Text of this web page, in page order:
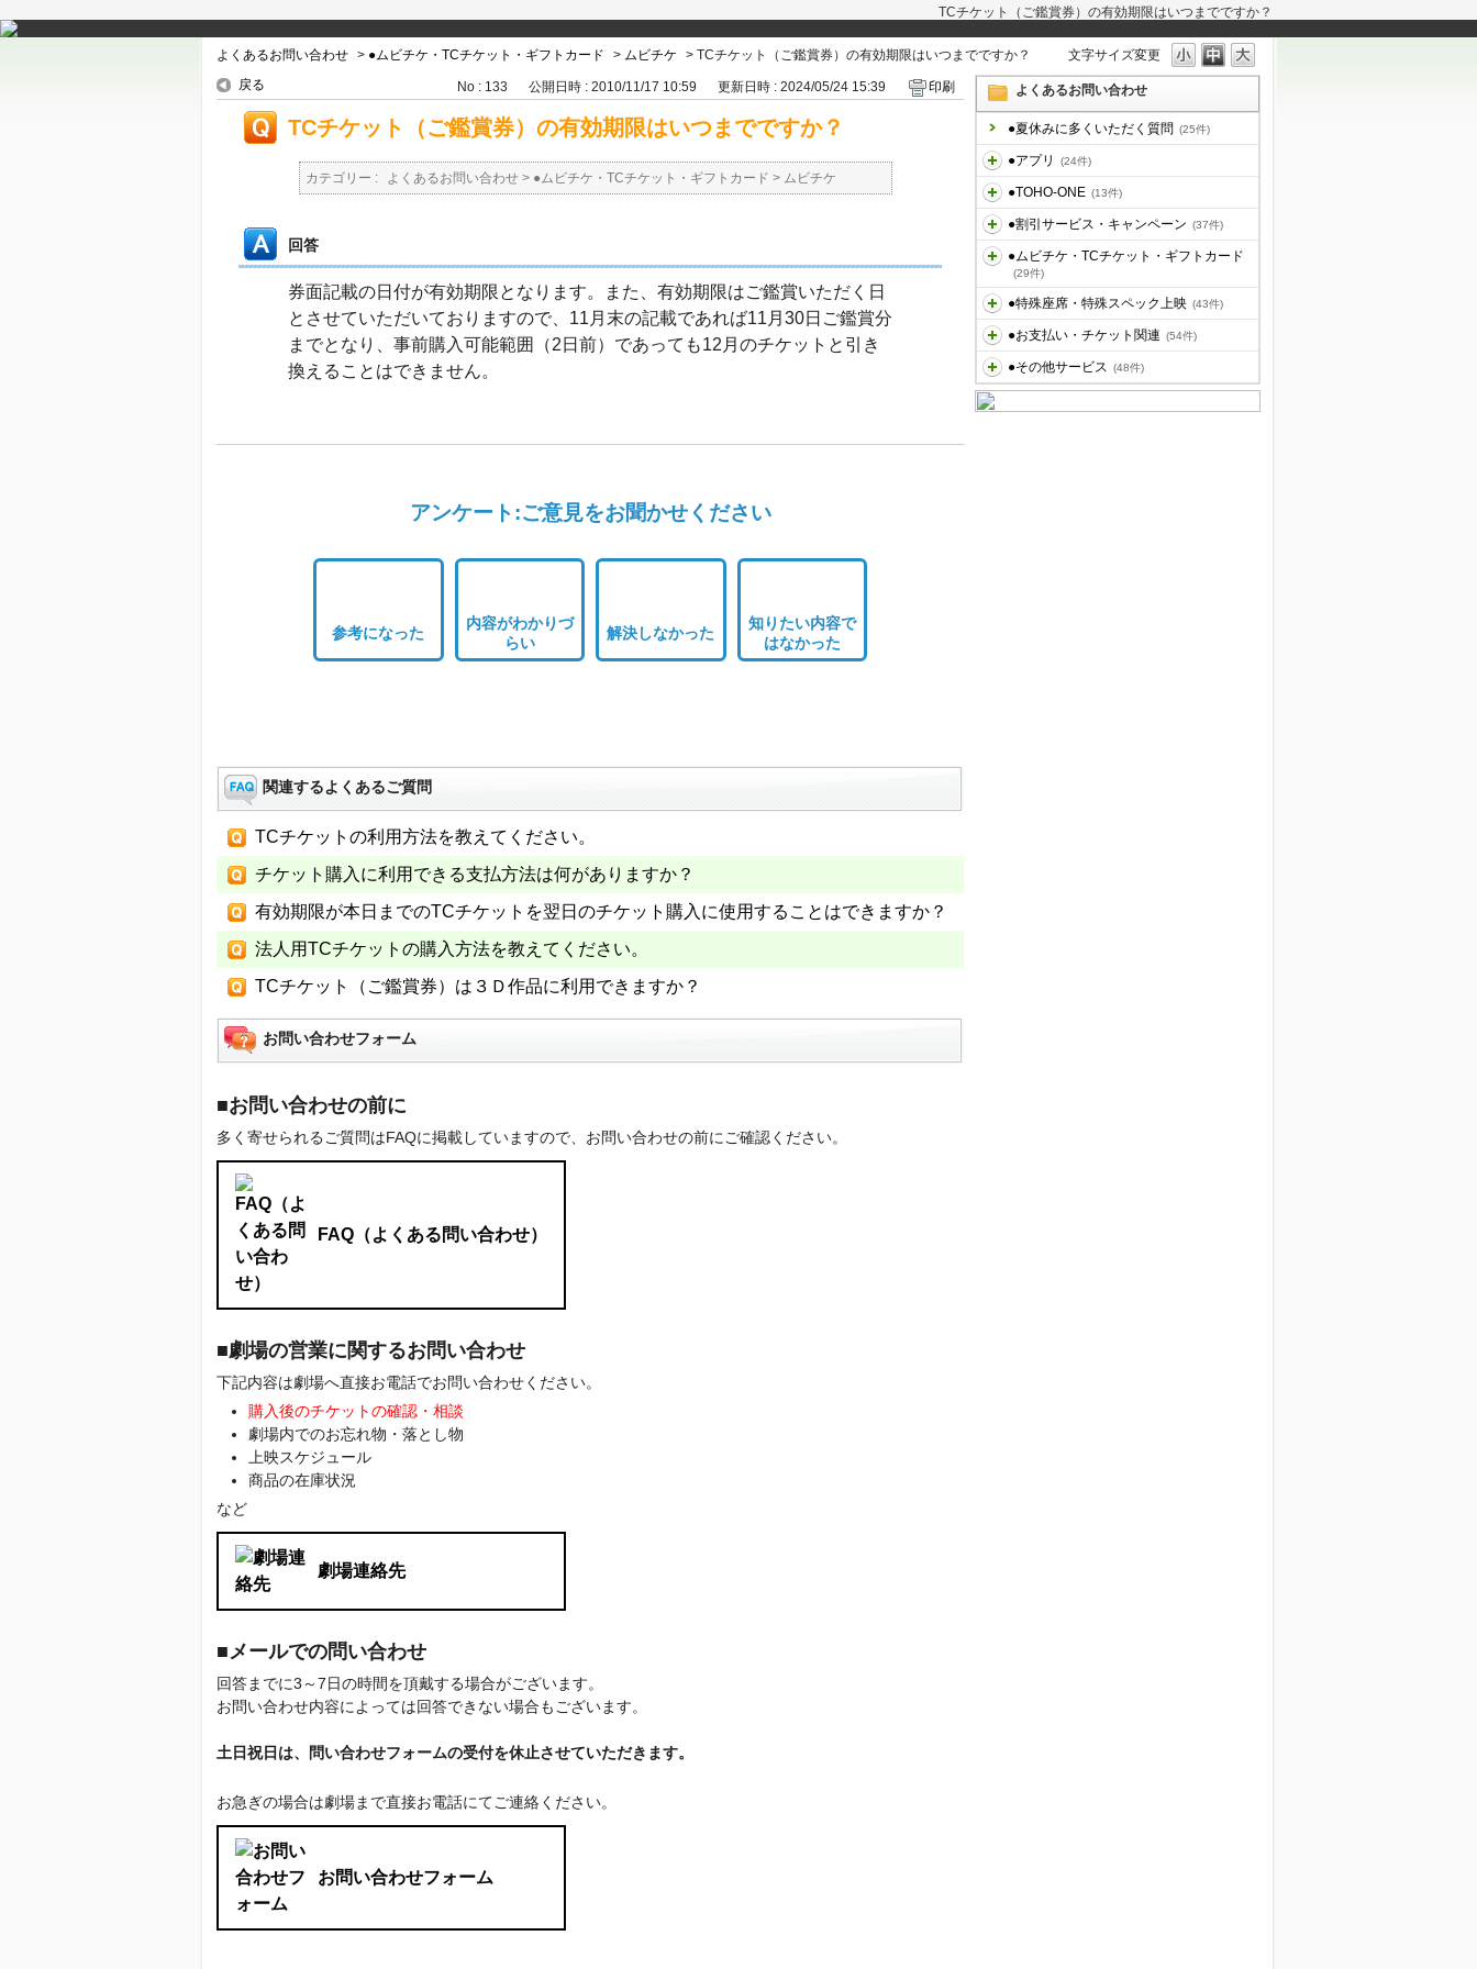
TCチケット（ご鑑賞券）の有効期限はいつまでですか？
文字サイズ変更
よくあるお問い合わせ > ●ムビチケ・TCチケット・ギフトカード > ムビチケ > TCチケット（ご鑑賞券）の有効期限はいつまでですか？
よくあるお問い合わせ
●夏休みに多くいただく質問 (25件)
●アプリ (24件)
●TOHO-ONE (13件)
●割引サービス・キャンペーン (37件)
●ムビチケ・TCチケット・ギフトカード
(29件)
●特殊座席・特殊スペック上映 (43件)
●お支払い・チケット関連 (54件)
●その他サービス (48件)
戻る No : 133 公開日時 : 2010/11/17 10:59 更新日時 : 2024/05/24 15:39 印刷
TCチケット（ご鑑賞券）の有効期限はいつまでですか？
カテゴリー : よくあるお問い合わせ > ●ムビチケ・TCチケット・ギフトカード > ムビチケ
回答
券面記載の日付が有効期限となります。また、有効期限はご鑑賞いただく日
とさせていただいておりますので、11月末の記載であれば11月30日ご鑑賞分
までとなり、事前購入可能範囲（2日前）であっても12月のチケットと引き
換えることはできません。
アンケート:ご意見をお聞かせください
参考になった
内容がわかりづ
らい
解決しなかった
知りたい内容で
はなかった
関連するよくあるご質問
TCチケットの利用方法を教えてください。
チケット購入に利用できる支払方法は何がありますか？
有効期限が本日までのTCチケットを翌日のチケット購入に使用することはできますか？
法人用TCチケットの購入方法を教えてください。
TCチケット（ご鑑賞券）は３Ｄ作品に利用できますか？
お問い合わせフォーム
■お問い合わせの前に
多く寄せられるご質問はFAQに掲載していますので、お問い合わせの前にご確認ください。
FAQ（よくある問い合わせ）
■劇場の営業に関するお問い合わせ
下記内容は劇場へ直接お電話でお問い合わせください。
購入後のチケットの確認・相談
劇場内でのお忘れ物・落とし物
上映スケジュール
商品の在庫状況
など
劇場連絡先
■メールでの問い合わせ
回答までに3～7日の時間を頂戴する場合がございます。
お問い合わせ内容によっては回答できない場合もございます。
土日祝日は、問い合わせフォームの受付を休止させていただきます。
お急ぎの場合は劇場まで直接お電話にてご連絡ください。
お問い合わせフォーム